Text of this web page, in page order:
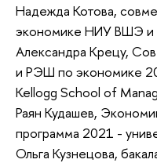
Надежда Котова,
экономике НИУ ВШЭ и
Александра Крецу,
и РЭШ по экономике
Kellogg School of
Раян Кудашев,
программа 2021 -
Ольга Кузнецова,